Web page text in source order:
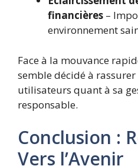
financières –
environnement
Face à la mouvance
semble décidé à
utilisateurs quant à sa
responsable.
Conclusion :
Vers l’Avenir